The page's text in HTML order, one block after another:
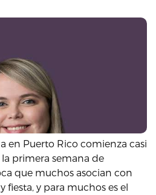
en Puerto Rico comienza casi
primera semana de
que muchos asocian con
fiesta, y para muchos es el